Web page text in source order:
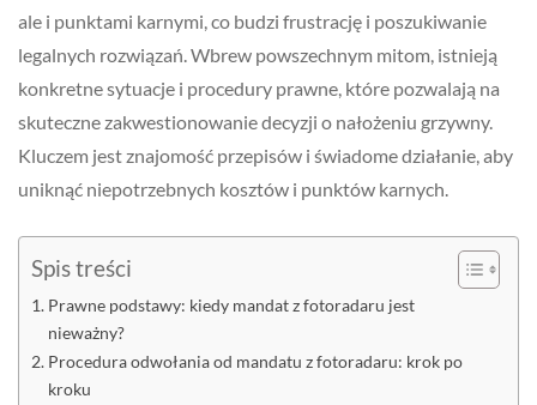
ale i punktami karnymi, co budzi frustrację i poszukiwanie
legalnych rozwiązań. Wbrew powszechnym mitom, istnieją
konkretne sytuacje i procedury prawne, które pozwalają na
skuteczne zakwestionowanie decyzji o nałożeniu grzywny.
Kluczem jest znajomość przepisów i świadome działanie, aby
uniknąć niepotrzebnych kosztów i punktów karnych.
Spis treści
Prawne podstawy: kiedy mandat z fotoradaru jest
nieważny?
Procedura odwołania od mandatu z fotoradaru: krok po
kroku